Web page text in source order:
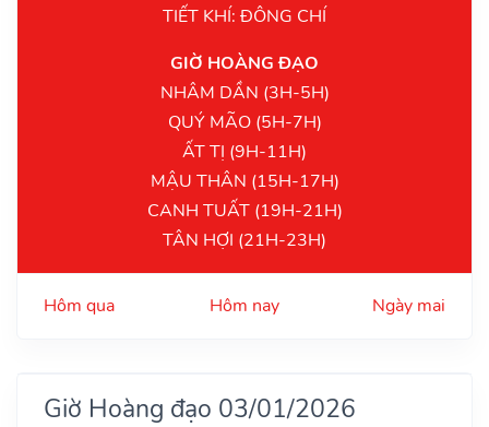
TIẾT KHÍ: ĐÔNG CHÍ
GIỜ HOÀNG ĐẠO
NHÂM DẦN (3H-5H)
QUÝ MÃO (5H-7H)
ẤT TỊ (9H-11H)
MẬU THÂN (15H-17H)
CANH TUẤT (19H-21H)
TÂN HỢI (21H-23H)
Hôm qua Hôm nay Ngày mai
Giờ Hoàng đạo 03/01/2026